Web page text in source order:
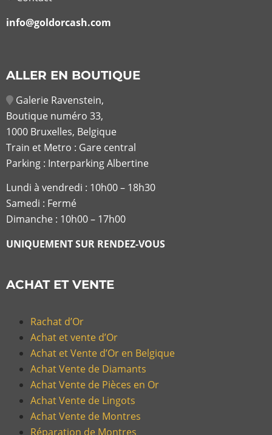
info@goldorcash.com
ALLER EN BOUTIQUE
Galerie Ravenstein,
Boutique numéro 33,
1000 Bruxelles, Belgique
Train et Metro : Gare central
Parking : Interparking Albertine
Lundi à vendredi : 10h00 – 18h30
Samedi : Fermé
Dimanche : 10h00 – 17h00
UNIQUEMENT SUR RENDEZ-VOUS
ACHAT ET VENTE
Rachat d’Or
Achat et vente d’Or
Achat et Vente d’Or en Belgique
Achat Vente de Diamants
Achat Vente de Pièces en Or
Achat Vente de Lingots
Achat Vente de Montres
Réparation de Montres